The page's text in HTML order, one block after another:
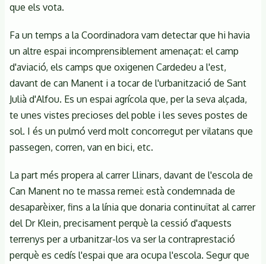
que els vota.
Fa un temps a la Coordinadora vam detectar que hi havia
un altre espai incomprensiblement amenaçat: el camp
d'aviació, els camps que oxigenen Cardedeu a l'est,
davant de can Manent i a tocar de l'urbanització de Sant
Julià d'Alfou. Es un espai agrícola que, per la seva alçada,
te unes vistes precioses del poble i les seves postes de
sol. I és un pulmó verd molt concorregut per vilatans que
passegen, corren, van en bici, etc.
La part més propera al carrer Llinars, davant de l'escola de
Can Manent no te massa remei: està condemnada de
desaparèixer, fins a la línia que donaria continuïtat al carrer
del Dr Klein, precisament perquè la cessió d'aquests
terrenys per a urbanitzar-los va ser la contraprestació
perquè es cedís l'espai que ara ocupa l'escola. Segur que